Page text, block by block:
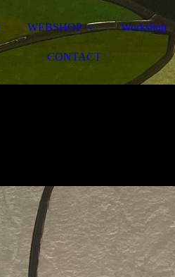
WEBSHOP Workshop
CONTACT